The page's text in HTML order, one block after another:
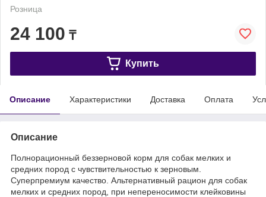
Розница
24 100 ₸
Купить
Описание Характеристики Доставка Оплата
Описание
Полнорационный беззерновой корм для собак мелких и
средних пород с чувствительностью к зерновым.
Суперпремиум качество. Альтернативный рацион для собак
мелких и средних пород, при непереносимости клейковины